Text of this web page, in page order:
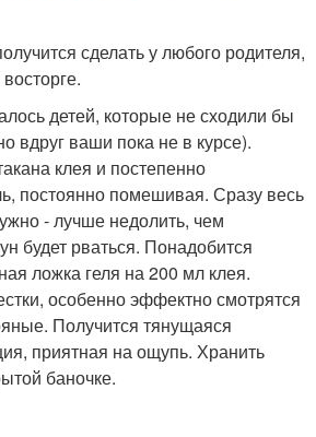
сделать у любого родителя,
детей, которые не сходили бы
вдруг ваши пока не в курсе).
клея и постепенно
постоянно помешивая. Сразу весь
- лучше недолить, чем
будет рваться. Понадобится
ложка геля на 200 мл клея.
особенно эффектно смотрятся
Получится тянущаяся
приятная на ощупь. Хранить
баночке.